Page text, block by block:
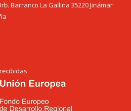
Barranco La Gallina 35220 Jinámar